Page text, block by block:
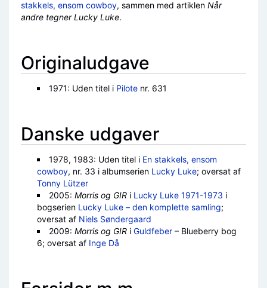
stakkels, ensom cowboy, sammen med artiklen Når
andre tegner Lucky Luke.
Originaludgave
1971: Uden titel i Pilotenr. 631
Danske udgaver
1978, 1983: Uden titel i En stakkels, ensom
cowboy, nr. 33 i albumserien Lucky Luke; oversat af
Tonny Lützer
2005: Morris og GIRi Lucky Luke 1971-1973 i
bogserien Lucky Luke – den komplette samling;
oversat af Niels Søndergaard
2009: Morris og GIRi Guldfeber– Blueberry bog
6; oversat af Inge Då